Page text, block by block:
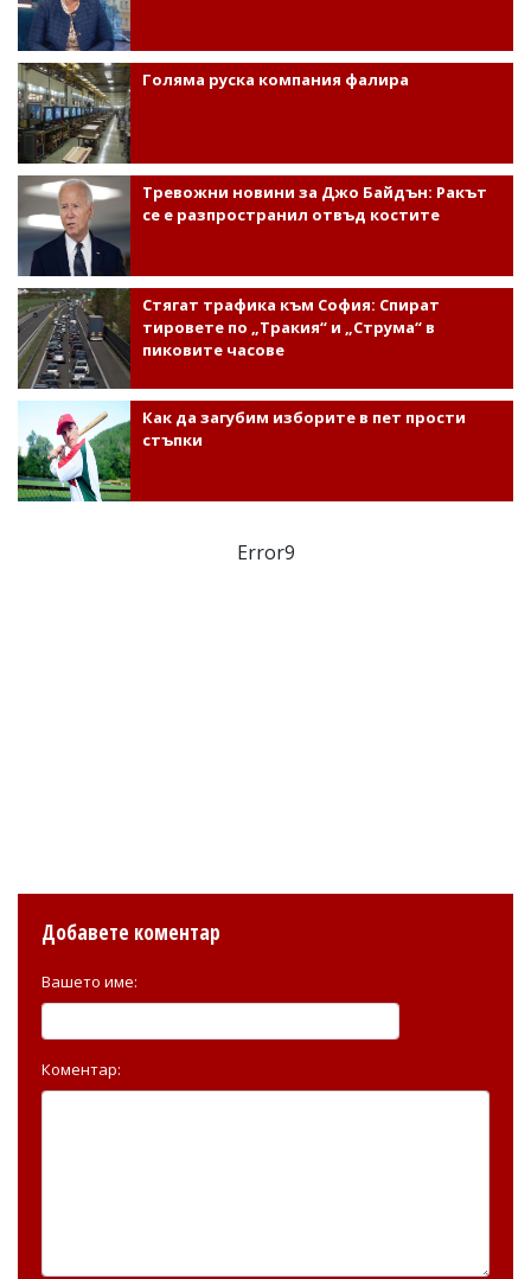
Голяма руска компания фалира
Тревожни новини за Джо Байдън: Ракът
се е разпространил отвъд костите
Стягат трафика към София: Спират
тировете по „Тракия“ и „Струма“ в
пиковите часове
Как да загубим изборите в пет прости
стъпки
Error9
Добавете коментар
Вашето име:
Коментар: